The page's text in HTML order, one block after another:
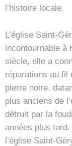
l’histoire locale.
L’église Saint-
incontournable à
siècle, elle a
réparations au fil
pierre noire,
plus anciens de
détruit par la
années plus
l’église Saint-